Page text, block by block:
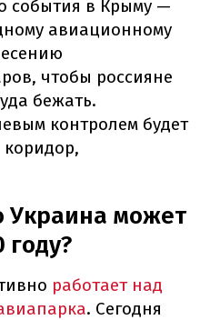
события в Крыму —
авиационному
чтобы россияне
бежать.
контролем будет
коридор,
Украина может
году?
работает над
. Сегодня